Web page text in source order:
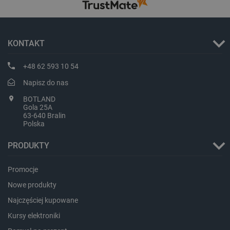
KONTAKT
+48 62 593 10 54
Napisz do nas
BOTLAND
Gola 25A
63-640 Bralin
Polska
PRODUKTY
Promocje
Nowe produkty
Najczęściej kupowane
Kursy elektroniki
PHPSESSID